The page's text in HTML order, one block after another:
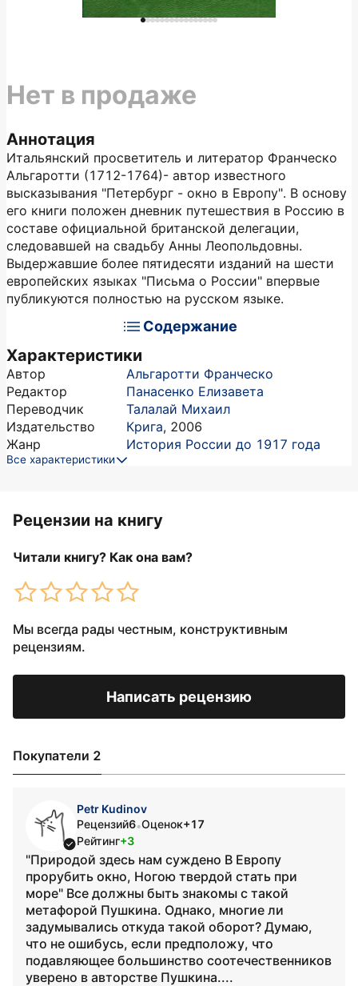
Аннотация
Итальянский просветитель и литератор Франческо
Альгаротти (1712-1764)- автор известного
высказывания "Петербург - окно в Европу". В основу
его книги положен дневник путешествия в Россию в
составе официальной британской делегации,
следовавшей на свадьбу Анны Леопольдовны.
Выдержавшие более пятидесяти изданий на шести
европейских языках "Письма о России" впервые
публикуются полностью на русском языке.
Содержание
Характеристики
Автор
Альгаротти Франческо
Редактор
Панасенко Елизавета
Переводчик
Талалай Михаил
Издательство
Крига, 2006
Жанр
История России до 1917 года
Все характеристики
Нет в продаже
Рецензии на книгу
Читали книгу? Как она вам?
Мы всегда рады честным, конструктивным
рецензиям.
Написать рецензию
Покупатели 2
Petr Kudinov
Рецензий6•Оценок+17
Рейтинг+3
"Природой здесь нам суждено В Европу
прорубить окно, Ногою твердой стать при
море" Все должны быть знакомы с такой
метафорой Пушкина. Однако, многие ли
задумывались откуда такой оборот? Думаю,
что не ошибусь, если предположу, что
подавляющее большинство соотечественников
уверено в авторстве Пушкина....